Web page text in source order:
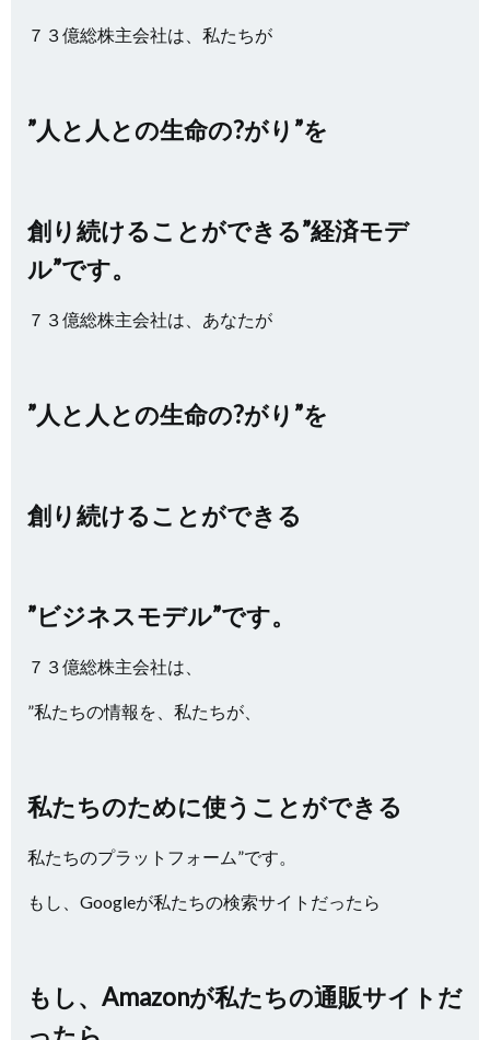
７３億総株主会社は、私たちが
”人と人との生命の?がり”を
創り続けることができる”経済モデ
ル”です。
７３億総株主会社は、あなたが
”人と人との生命の?がり”を
創り続けることができる
”ビジネスモデル”です。
７３億総株主会社は、
”私たちの情報を、私たちが、
私たちのために使うことができる
私たちのプラットフォーム”です。
もし、Googleが私たちの検索サイトだったら
もし、Amazonが私たちの通販サイトだ